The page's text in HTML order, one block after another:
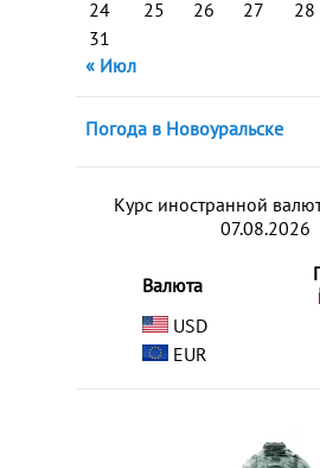
24 25 26 27 28
31
« Июл
Погода в Новоуральске
Курс иностранной
07.08.2026
Валюта
USD
EUR